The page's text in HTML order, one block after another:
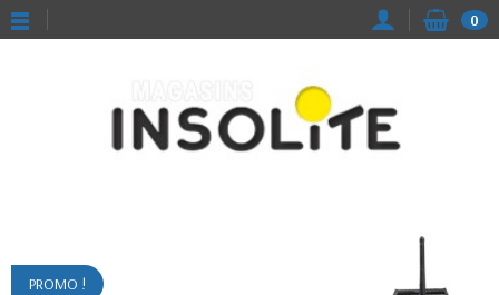
0
PROMO !